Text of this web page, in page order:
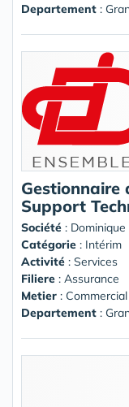
Departement :
Gestionnaire
Support
Société :
Catégorie : Intérim
Activité : Services
Filiere : Assurance
Metier :
Departement :